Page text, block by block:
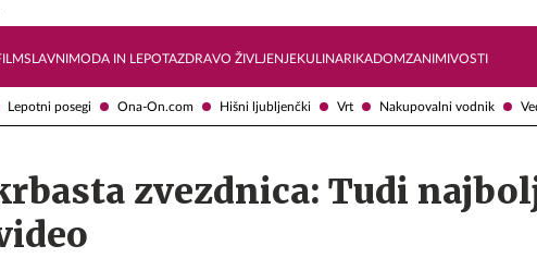
Lepotni posegi Ona-On.com Hišni ljubljenčki Vrt Nakupovalni vodnik
SLAVNIMODA IN LEPOTAZDRAVO ŽIVLJENJEKULINARIKADOMZANIMIVOSTI
zvezdnica: Tudi